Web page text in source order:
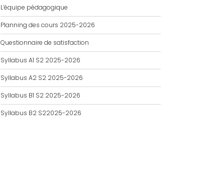
L’équipe pédagogique
Planning des cours 2025-2026
Questionnaire de satisfaction
Syllabus A1 S2 2025-2026
Syllabus A2 S2 2025-2026
Syllabus B1 S2 2025-2026
Syllabus B2 S22025-2026